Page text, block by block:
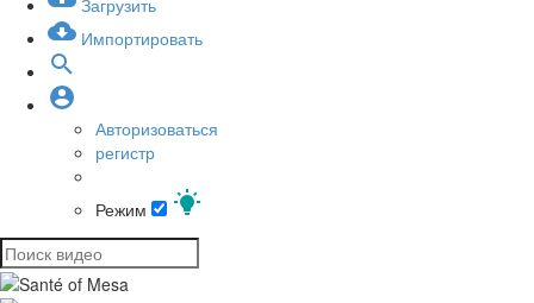
Загрузить
Импортировать
Авторизоваться
регистр
Режим